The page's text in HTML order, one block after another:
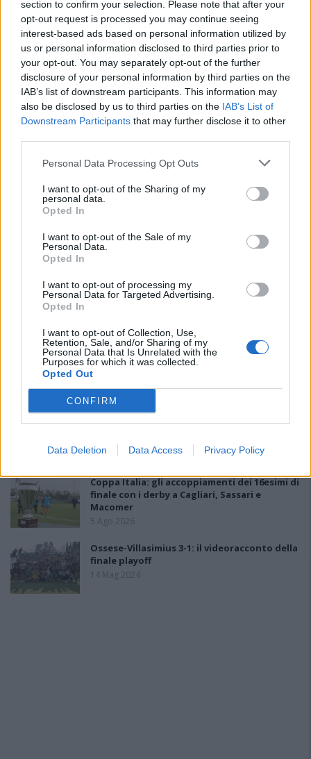
section to confirm your selection. Please note that after your
opt-out request is processed you may continue seeing
interest-based ads based on personal information utilized by
us or personal information disclosed to third parties prior to
your opt-out. You may separately opt-out of the further
disclosure of your personal information by third parties on the
IAB’s list of downstream participants. This information may
also be disclosed by us to third parties on the IAB’s List of
Downstream Participants that may further disclose it to other
Personal Data Processing Opt Outs
I want to opt-out of the Sharing of my
personal data.
Opted In
I want to opt-out of the Sale of my
Personal Data.
Opted In
I want to opt-out of processing my
Personal Data for Targeted Advertising.
Opted In
I want to opt-out of Collection, Use,
Retention, Sale, and/or Sharing of my
Personal Data that Is Unrelated with the
Purposes for which it was collected.
Opted Out
CONFIRM
Data Deletion Data Access Privacy Policy
PIÙ LETTI OGGI
Il Buddusò in mani sicure con Mario Fadda, il
Monte Alma riparte da Ivano Falchi
Anche il Fasano out e le ammissioni salgono
a sei, l'Ilva è la prima società tra le non
ripescate
5 Ago 2026
Coppa Italia: gli accoppiamenti degli ottavi
5 Ago 2026
Coppa Italia: gli accoppiamenti dei 16esimi di
finale con i derby a Cagliari, Sassari e
Macomer
5 Ago 2026
Ossese-Villasimius 3-1: il videoracconto della
finale playoff
14 Mag 2024